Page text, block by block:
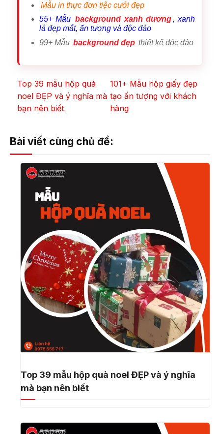
Mẫu in thực đơn tiệc cưới đẹp
55+ Mẫu background xanh dương , xanh
lá đẹp mắt, ấn tượng và độc đáo
99+ Mẫu background đẹp thiết kế độc đáo
Top 39 mẫu hộp quà
noel ĐẸP và ý nghĩa mà
bạn nên biết
101+ Mẫu hộp giấy đẹp
tạo ấn tượng với khách
hàng
Bài viết cùng chủ đề:
Top 39 mẫu hộp quà noel ĐẸP và ý nghĩa
mà bạn nên biết